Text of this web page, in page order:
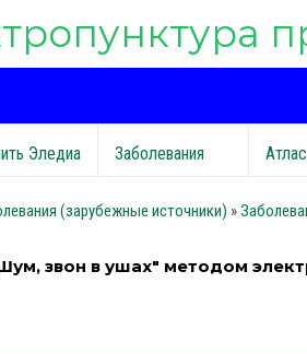
Эледиа Заболевания
(зарубежные источники) »
звон в ушах" методом